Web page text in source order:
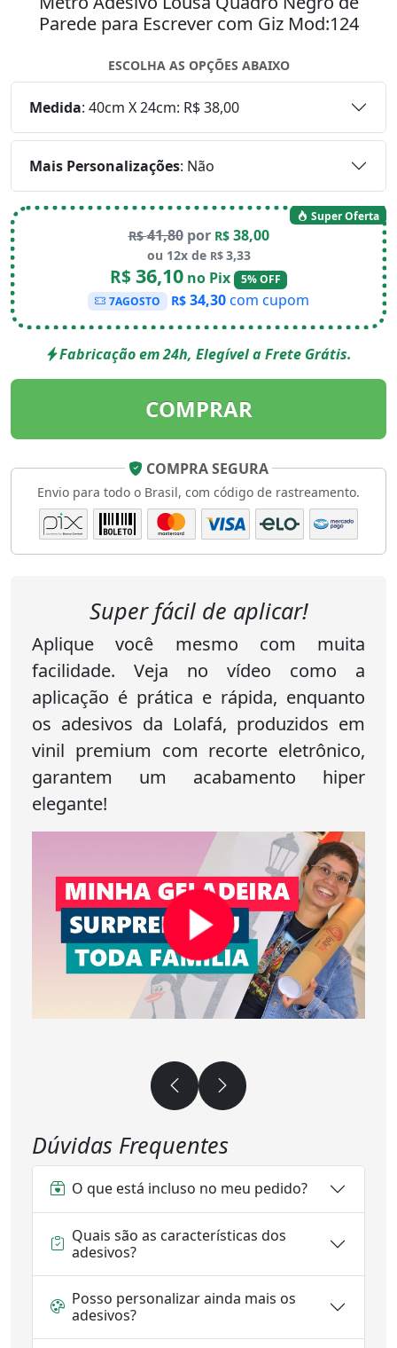
Parede para Escrever com Giz Mod:124
ESCOLHA AS OPÇÕES ABAIXO
Medida: 40cm X 24cm: R$ 38,00
Mais Personalizações: Não
Super Oferta
R$41,80por R$ 38,00
ou 12x de R$3,33
R$36,10no Pix
5% OFF
7AGOSTO
R$ 34,30com cupom
Fabricação em 24h, Elegível a Frete Grátis.
COMPRAR
COMPRA SEGURA
Envio para todo o Brasil, com código de rastreamento.
Super fácil de aplicar!
Aplique você mesmo com muita
facilidade. Veja no vídeo como a
aplicação é prática e rápida, enquanto
os adesivos da Lolafá, produzidos em
vinil premium com recorte eletrônico,
garantem um acabamento hiper
elegante!
Dúvidas Frequentes
O que está incluso no meu pedido?
Quais são as características dos
adesivos?
Posso personalizar ainda mais os
adesivos?